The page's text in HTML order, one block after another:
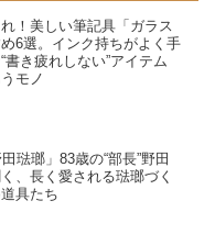
！美しい筆記具「ガラス
6選。インク持ちがよく手
書き疲れしない”アイテム
モノ
琺瑯」83歳の“部長”野田
、長く愛される琺瑯づく
具たち